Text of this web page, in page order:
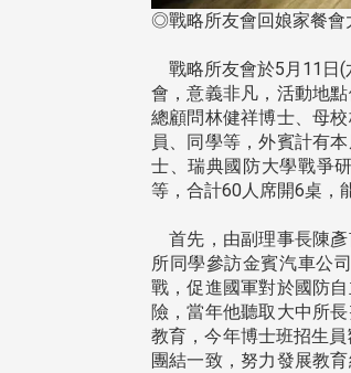
◎戰略所友會回娘家餐會
戰略所友會於5月11日(
會，意義非凡，活動地
總顧問林健祥博士、母
員、同學等，外賓計有
士、瑞典國防大學戰爭
等，合計60人席開6桌，
首先，由副理事長陳彥
所同學參訪金賓汽車公
戰，促進國軍對於國防
險，當年他聽取大中所
教育，今年博士班招生
團結一致，努力發展教